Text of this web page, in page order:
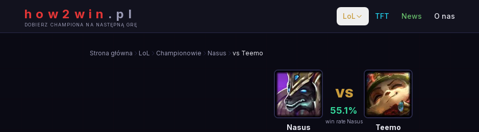
how2win . pl
DOBIERZ CHAMPIONA NA NASTĘPNĄ GRĘ
LoL TFT News O nas
Strona główna LoL Championowie Nasus vs Teemo
Nasus
VS
55.1%
win rate Nasus
Teemo